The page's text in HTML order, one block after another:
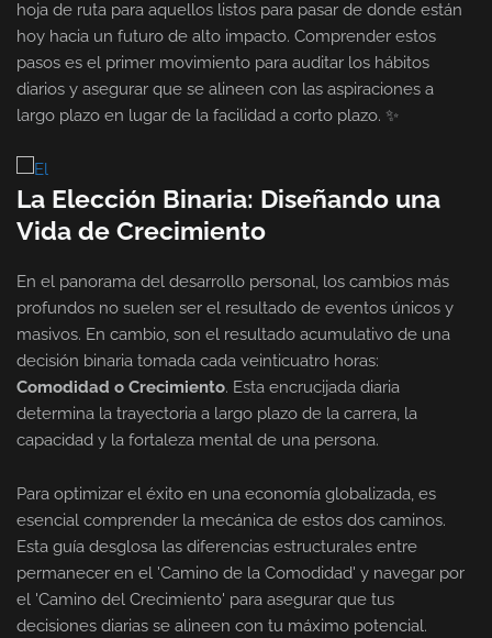
hoja de ruta para aquellos listos para pasar de donde están
hoy hacia un futuro de alto impacto. Comprender estos
pasos es el primer movimiento para auditar los hábitos
diarios y asegurar que se alineen con las aspiraciones a
largo plazo en lugar de la facilidad a corto plazo. ✨
La Elección Binaria: Diseñando una
Vida de Crecimiento
En el panorama del desarrollo personal, los cambios más
profundos no suelen ser el resultado de eventos únicos y
masivos. En cambio, son el resultado acumulativo de una
decisión binaria tomada cada veinticuatro horas:
Comodidad o Crecimiento. Esta encrucijada diaria
determina la trayectoria a largo plazo de la carrera, la
capacidad y la fortaleza mental de una persona.
Para optimizar el éxito en una economía globalizada, es
esencial comprender la mecánica de estos dos caminos.
Esta guía desglosa las diferencias estructurales entre
permanecer en el 'Camino de la Comodidad' y navegar por
el 'Camino del Crecimiento' para asegurar que tus
decisiones diarias se alineen con tu máximo potencial.